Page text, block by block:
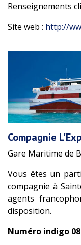
Renseignements
Site web : http://
Compagnie
Gare Maritime de
Vous êtes un
compagnie à
agents
disposition.
Numéro indigo